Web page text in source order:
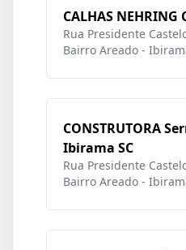
CALHAS
Rua Presidente
Bairro Areado -
CONSTRUTORA
Ibirama SC
Rua Presidente
Bairro Areado -